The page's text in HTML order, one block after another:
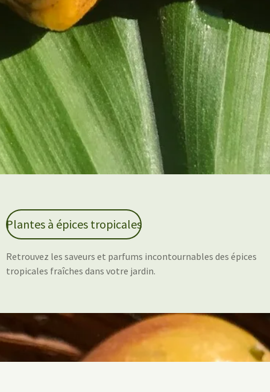
Plantes à épices tropicales
Retrouvez les saveurs et parfums incontournables des épices
tropicales fraîches dans votre jardin.